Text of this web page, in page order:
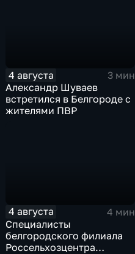
4 августа
3 мин
Александр Шуваев
встретился в Белгороде с
жителями ПВР
4 августа
4 мин
Специалисты
белгородского филиала
Россельхозцентра